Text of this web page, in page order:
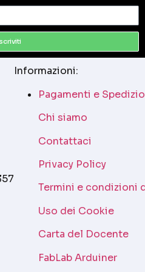
Informazioni:
Pagamenti e
Chi siamo
Contattaci
Privacy Policy
Termini e condizioni
Uso dei Cookie
Carta del Docente
FabLab Arduiner